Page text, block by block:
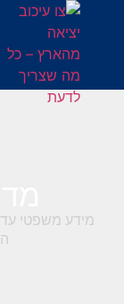
מידע משפטי